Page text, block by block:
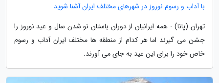
با آداب و رسوم نوروز در شهرهای مختلف ایران آشنا شوید
تهران (پانا) - همه ایرانیان از دوران باستان نو شدن سال و عید نوروز را
جشن می گیرند اما هر کدام از منطقه ها مختلف ایران آداب و رسوم
خاص خود را برای این عید به جای می آورند.